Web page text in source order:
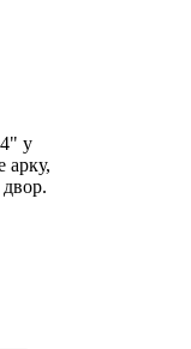
у
арку,